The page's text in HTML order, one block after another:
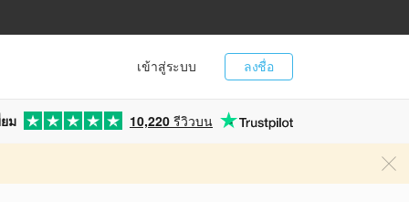
ลงชื่อ
เข้าสู่ระบบ
ม 10,220 รีวิวบน